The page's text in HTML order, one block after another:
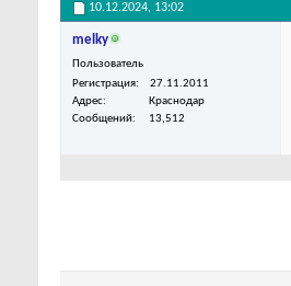
10.12.2024, 13:02
melky
Пользователь
Регистрация
27.11.2011
Адрес
Краснодар
Сообщений
13,512